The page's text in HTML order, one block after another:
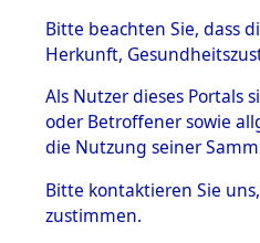
BESTÄNDE
Inhaftierungsdoku
mente
1.2.9 Beim ITS
verwahrte
1.2.9.1
Effekten aus
Bitte beachten Sie, dass
Herkunft,
Als Nutzer dieses Portals
oder Betroffener sowie
die Nutzung seiner
Bitte kontaktieren Sie
zustimmen.